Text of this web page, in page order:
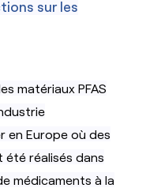
sur les
matériaux PFAS
en Europe où des
réalisés dans
médicaments à la